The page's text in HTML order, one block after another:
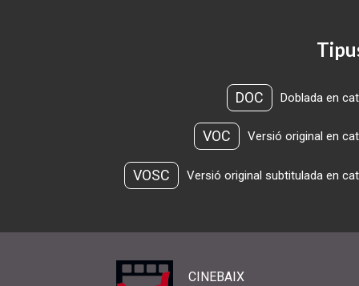
DOC Doblada en
VOC Versió original en
VOSC Versió original subtitulada en
CINEBAIX